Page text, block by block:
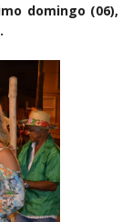
domingo (06),